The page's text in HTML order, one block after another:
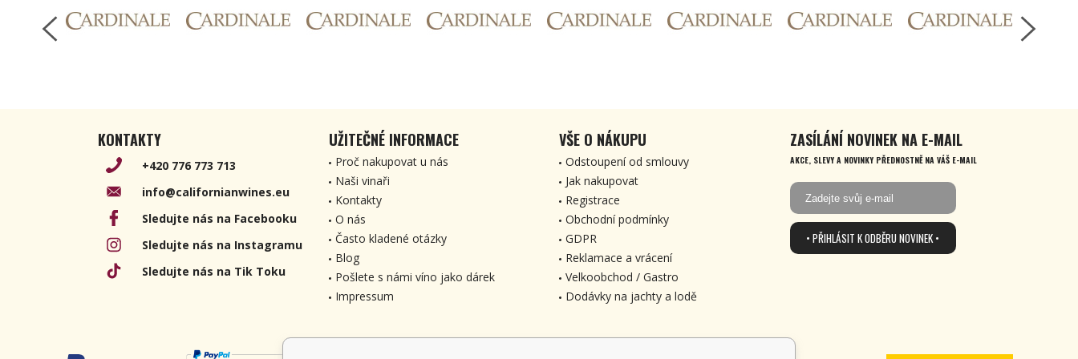
KONTAKTY
+420 776 773 713
info@californianwines.eu
Sledujte nás na Facebooku
Sledujte nás na Instagramu
Sledujte nás na Tik Toku
UŽITEČNÉ INFORMACE
Proč nakupovat u nás
Naši vinaři
Kontakty
O nás
Často kladené otázky
Blog
Pošlete s námi víno jako dárek
Impressum
VŠE O NÁKUPU
Odstoupení od smlouvy
Jak nakupovat
Registrace
Obchodní podmínky
GDPR
Reklamace a vrácení
Velkoobchod / Gastro
Dodávky na jachty a lodě
ZASÍLÁNÍ NOVINEK NA E-MAIL
AKCE, SLEVY A NOVINKY PŘEDNOSTNĚ NA VÁŠ E-MAIL
• PŘIHLÁSIT K ODBĚRU NOVINEK •